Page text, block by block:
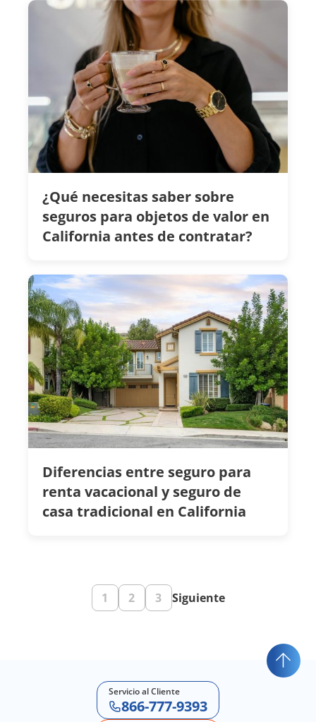
¿Qué necesitas saber sobre
seguros para objetos de valor en
California antes de contratar?
Diferencias entre seguro para
renta vacacional y seguro de
casa tradicional en California
1 2 3 Siguiente
Servicio al Cliente
866-777-9393